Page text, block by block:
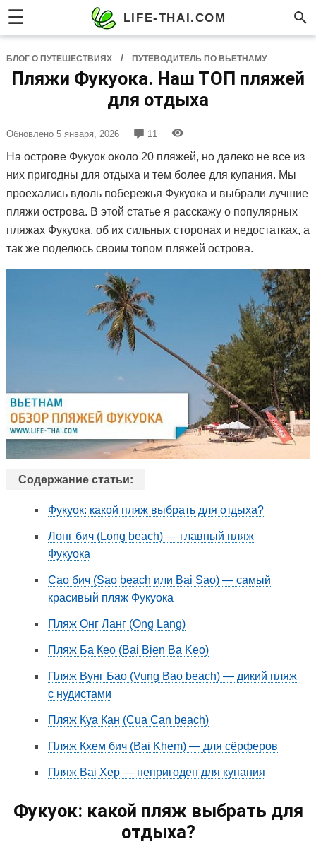
☰ LIFE-THAI.COM
БЛОГ О ПУТЕШЕСТВИЯХ / ПУТЕВОДИТЕЛЬ ПО ВЬЕТНАМУ
Пляжи Фукуока. Наш ТОП пляжей
для отдыха
Обновлено 5 января, 2026 11
На острове Фукуок около 20 пляжей, но далеко не все из
них пригодны для отдыха и тем более для купания. Мы
проехались вдоль побережья Фукуока и выбрали лучшие
пляжи острова. В этой статье я расскажу о популярных
пляжах Фукуока, об их сильных сторонах и недостатках, а
так же поделюсь своим топом пляжей острова.
Содержание статьи:
Фукуок: какой пляж выбрать для отдыха?
Лонг бич (Long beach) — главный пляж
Фукуока
Сао бич (Sao beach или Bai Sao) — самый
красивый пляж Фукуока
Пляж Онг Ланг (Ong Lang)
Пляж Ба Кео (Bai Bien Ba Keo)
Пляж Вунг Бао (Vung Bao beach) — дикий пляж
с нудистами
Пляж Куа Кан (Cua Can beach)
Пляж Кхем бич (Bai Khem) — для сёрферов
Пляж Bai Xep — непригоден для купания
Фукуок: какой пляж выбрать для
отдыха?